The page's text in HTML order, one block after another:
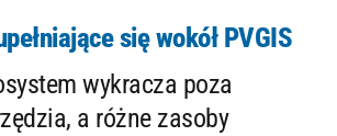
się wokół PVGIS
wykracza poza
a różne zasoby